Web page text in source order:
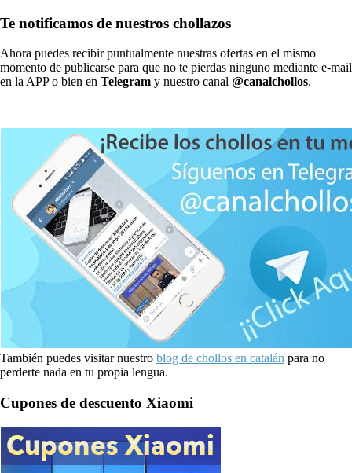
Te notificamos de nuestros chollazos
Ahora puedes recibir puntualmente nuestras ofertas en el mismo
momento de publicarse para que no te pierdas ninguno mediante e-mail
en la APP o bien en Telegram y nuestro canal @canalchollos.
También puedes visitar nuestro blog de chollos en catalán para no
perderte nada en tu propia lengua.
Cupones de descuento Xiaomi